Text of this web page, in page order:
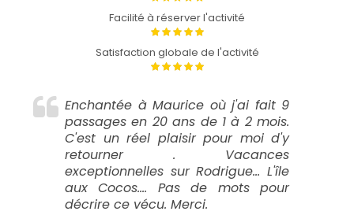
Facilité à réserver l'activité
Satisfaction globale de l'activité
Enchantée à Maurice où j'ai fait 9
passages en 20 ans de 1 à 2 mois.
C'est un réel plaisir pour moi d'y
retourner . Vacances
exceptionnelles sur Rodrigue... L'île
aux Cocos.... Pas de mots pour
décrire ce vécu. Merci.